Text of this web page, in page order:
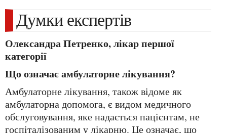
Думки експертів
Олександра Петренко, лікар першої
категорії
Що означає амбулаторне лікування?
Амбулаторне лікування, також відоме як
амбулаторна допомога, є видом медичного
обслуговування, яке надається пацієнтам, не
госпіталізованим у лікарню. Це означає, що